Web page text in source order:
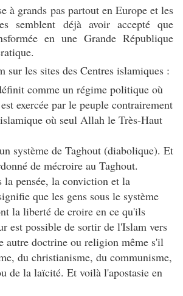
à grands pas partout en Europe et les
semblent déjà avoir accepté que
en une Grande République
sur les sites des Centres islamiques :
comme un régime politique où
exercée par le peuple contrairement
où seul Allah le Très-Haut
système de Taghout (diabolique). Et
de mécroire au Taghout.
la pensée, la conviction et la
que les gens sous le système
la liberté de croire en ce qu'ils
est possible de sortir de l'Islam vers
autre doctrine ou religion même s'il
du christianisme, du communisme,
de la laïcité. Et voilà l'apostasie en